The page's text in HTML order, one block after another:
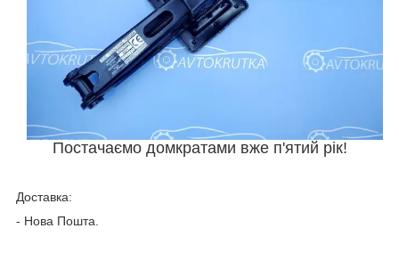
Постачаємо домкратами вже п'ятий рік!
Доставка:
- Нова Пошта.